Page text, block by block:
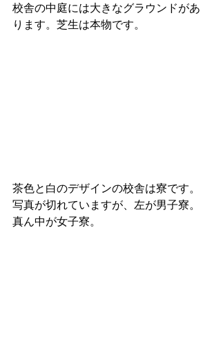
校舎の中庭には大きなグラウンドがあ
ります。芝生は本物です。
茶色と白のデザインの校舎は寮です。
写真が切れていますが、左が男子寮。
真ん中が女子寮。